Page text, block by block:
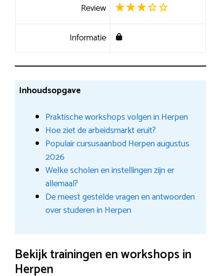
Review
Informatie
Inhoudsopgave
Praktische workshops volgen in Herpen
Hoe ziet de arbeidsmarkt eruit?
Populair cursusaanbod Herpen augustus
2026
Welke scholen en instellingen zijn er
allemaal?
De meest gestelde vragen en antwoorden
over studeren in Herpen
Bekijk trainingen en workshops in
Herpen